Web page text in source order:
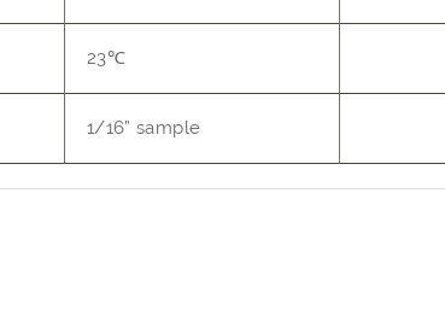
23℃
1/16” sample